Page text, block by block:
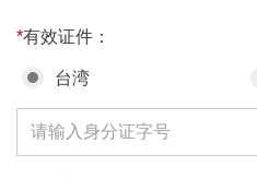
*有效证件：
台湾